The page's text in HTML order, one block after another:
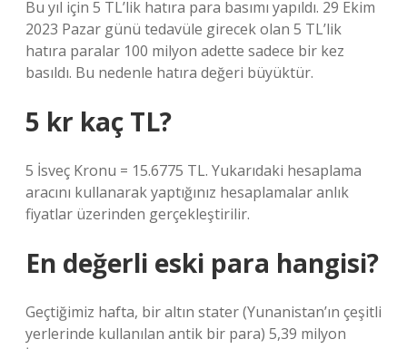
Bu yıl için 5 TL’lik hatıra para basımı yapıldı. 29 Ekim
2023 Pazar günü tedavüle girecek olan 5 TL’lik
hatıra paralar 100 milyon adette sadece bir kez
basıldı. Bu nedenle hatıra değeri büyüktür.
5 kr kaç TL?
5 İsveç Kronu = 15.6775 TL. Yukarıdaki hesaplama
aracını kullanarak yaptığınız hesaplamalar anlık
fiyatlar üzerinden gerçekleştirilir.
En değerli eski para hangisi?
Geçtiğimiz hafta, bir altın stater (Yunanistan’ın çeşitli
yerlerinde kullanılan antik bir para) 5,39 milyon